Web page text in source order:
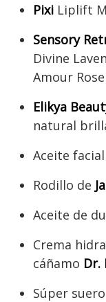
Pixi Liplift
Sensory
Divine
Amour
Elikya
natural
Aceite facial
Rodillo de
Aceite de
Crema
cáñamo Dr.
Súper suero